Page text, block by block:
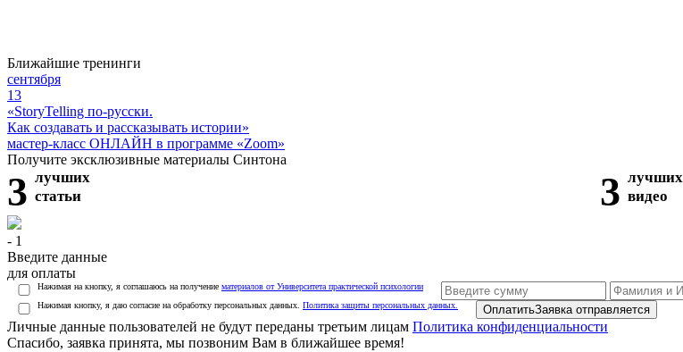
Ближайшие тренинги
сентября
13
«StoryTelling по-русски.
Как создавать и рассказывать истории»
мастер-класс ОНЛАЙН в программе «Zoom»
Получите эксклюзивные материалы Синтона
3 лучших
статьи
3 лучших
видео
- 1
Введите данные
для оплаты
Нажимая на кнопку, я соглашаюсь на получение материалов от Университета практической психологии
Нажимая кнопку, я даю согласие на обработку персональных данных. Политика защиты персональных данных. ОплатитьЗаявка отправляется
Личные данные пользователей не будут переданы третьим лицам Политика конфиденциальности
Спасибо, заявка принята, мы позвоним Вам в ближайшее время!